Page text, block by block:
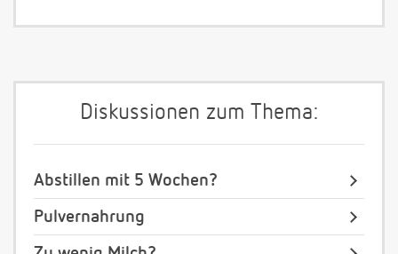
Diskussionen zum Thema:
Abstillen mit 5 Wochen?
Pulvernahrung